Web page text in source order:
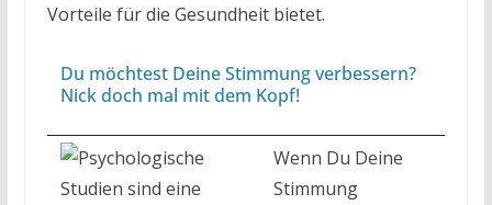
Vorteile für die Gesundheit bietet.
Du möchtest Deine Stimmung verbessern?
Nick doch mal mit dem Kopf!
Wenn Du Deine
Stimmung